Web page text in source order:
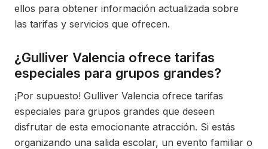
ellos para obtener información actualizada sobre
las tarifas y servicios que ofrecen.
¿Gulliver Valencia ofrece tarifas
especiales para grupos grandes?
¡Por supuesto! Gulliver Valencia ofrece tarifas
especiales para grupos grandes que deseen
disfrutar de esta emocionante atracción. Si estás
organizando una salida escolar, un evento familiar o